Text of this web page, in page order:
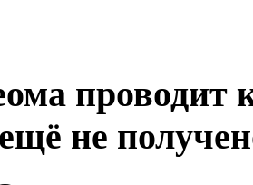
проводит
не